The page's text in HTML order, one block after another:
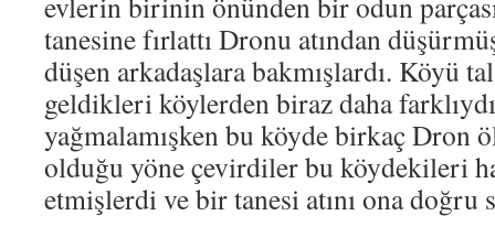
tanesine fırlattı Dronu atından
düşen arkadaşlara bakmışlardı. Köyü
geldikleri köylerden biraz daha
yağmalamışken bu köyde birkaç Dron
olduğu yöne çevirdiler bu köydekileri
etmişlerdi ve bir tanesi atını ona doğru